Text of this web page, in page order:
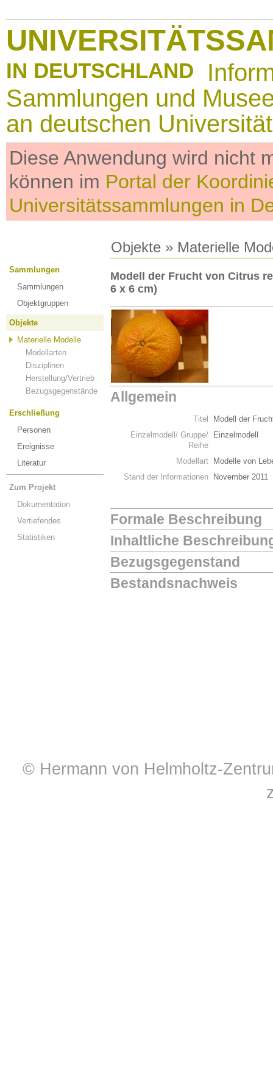
IN DEUTSCHLAND
Sammlungen und
an deutschen
Diese Anwendung wird nicht
können im Portal der
Universitätssammlungen in
Objekte » Materielle
Sammlungen
Sammlungen
Objektgruppen
Objekte
Materielle Modelle
Modellarten
Disziplinen
Herstellung/Vertrieb
Bezugsgegenstände
Erschließung
Personen
Ereignisse
Literatur
Zum Projekt
Dokumentation
Vertiefendes
Statistiken
Modell der Frucht von Citrus
6 x 6 cm)
Allgemein
Titel
Modell der
Einzelmodell/ Gruppe/
Reihe
Einzelmodell
Modellart
Modelle von
Stand der Informationen
November 2011
Formale Beschreibung
Inhaltliche
Bezugsgegenstand
Bestandsnachweis
© Hermann von Helmholtz-